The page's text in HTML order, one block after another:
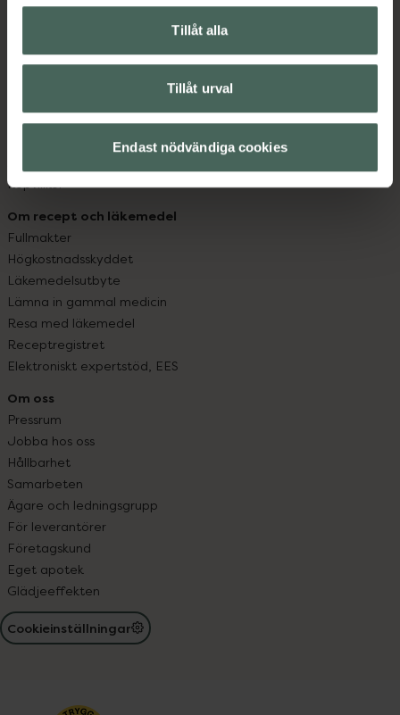
Tillåt alla
Tillåt urval
Endast nödvändiga cookies
Kontakta oss
Hitta apotek
Leverans, betalning och retur
Sajtens tillgänglighet
Köpvillkor
Om recept och läkemedel
Fullmakter
Högkostnadsskyddet
Läkemedelsutbyte
Lämna in gammal medicin
Resa med läkemedel
Receptregistret
Elektroniskt expertstöd, EES
Om oss
Pressrum
Jobba hos oss
Hållbarhet
Samarbeten
Ägare och ledningsgrupp
För leverantörer
Företagskund
Eget apotek
Glädjeeffekten
Cookieinställningar